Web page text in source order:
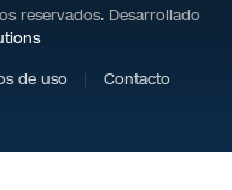
reservados. Desarrollado
de uso Contacto